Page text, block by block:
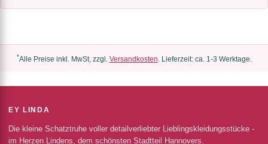
*Alle Preise inkl. MwSt, zzgl. Versandkosten. Lieferzeit: ca. 1-3 Werktage.
EY LINDA
Die kleine Schatztruhe voller detailverliebter Lieblingskleidungsstücke -
im Herzen Lindens, dem schönsten Stadtteil Hannovers.